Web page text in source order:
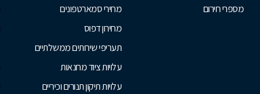
מספרי חירום
מחירי סמארטפונים
מחירון דפוס
תעריפי שירותים ממשלתיים
עלויות ציוד מחנאות
עלויות תיקון תנורים וכיריים